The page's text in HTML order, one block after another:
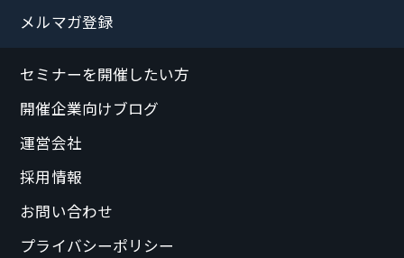
メルマガ登録
セミナーを開催したい方
開催企業向けブログ
運営会社
採用情報
お問い合わせ
プライバシーポリシー